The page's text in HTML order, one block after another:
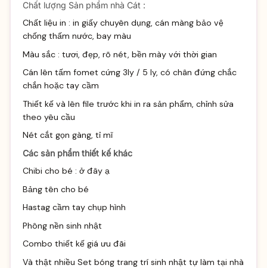
Chất lượng Sản phẩm nhà Cát :
Chất liệu in : in giấy chuyên dụng, cán màng bảo vệ
chống thấm nước, bay màu
Màu sắc : tươi, đẹp, rõ nét, bền mày với thời gian
Cán lên tấm fomet cứng 3ly / 5 ly, có chân đứng chắc
chắn hoặc tay cầm
Thiết kế và lên file trước khi in ra sản phẩm, chỉnh sửa
theo yêu cầu
Nét cắt gọn gàng, tỉ mĩ
Các sản phẩm thiết kế khác
Chibi cho bé : ở đây ạ
Bảng tên cho bé
Hastag cầm tay chụp hình
Phông nền sinh nhật
Combo thiết kế giá ưu đãi
Và thật nhiều Set bóng trang trí sinh nhật tự làm tại nhà